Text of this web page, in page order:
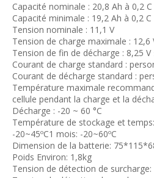
Capacité nominale : 20,8 Ah à 0,2 C
Capacité minimale : 19,2 Ah à 0,2 C
Tension nominale : 11,1 V
Tension de charge maximale : 12,6
Tension de fin de décharge : 8,25 V
Courant de charge standard :
Courant de décharge standard :
Température maximale
cellule pendant la charge et la
Décharge : -20 ~ 60 °C
Température de stockage et
-20~45ºC1 mois: -20~60ºC
Dimension de la batterie:
Poids Environ: 1,8kg
Tension de détection de surcharge: